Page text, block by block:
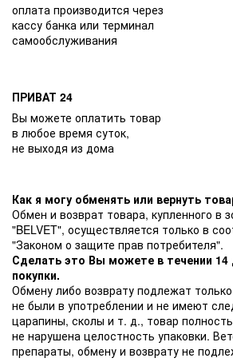
оплата производится через
кассу банка или терминал
самообслуживания
ПРИВАТ 24
Вы можете оплатить товар
в любое время суток,
не выходя из дома
Как я могу обменять или вернуть
Обмен и возврат товара, купленного в
"BELVET", осуществляется только в
"Законом о защите прав потребителя".
Сделать это Вы можете в течении
покупки.
Обмену либо возврату подлежат
не были в употреблении и не имеют
царапины, сколы и т. д., товар
не нарушена целостность упаковки.
препараты, обмену и возврату не